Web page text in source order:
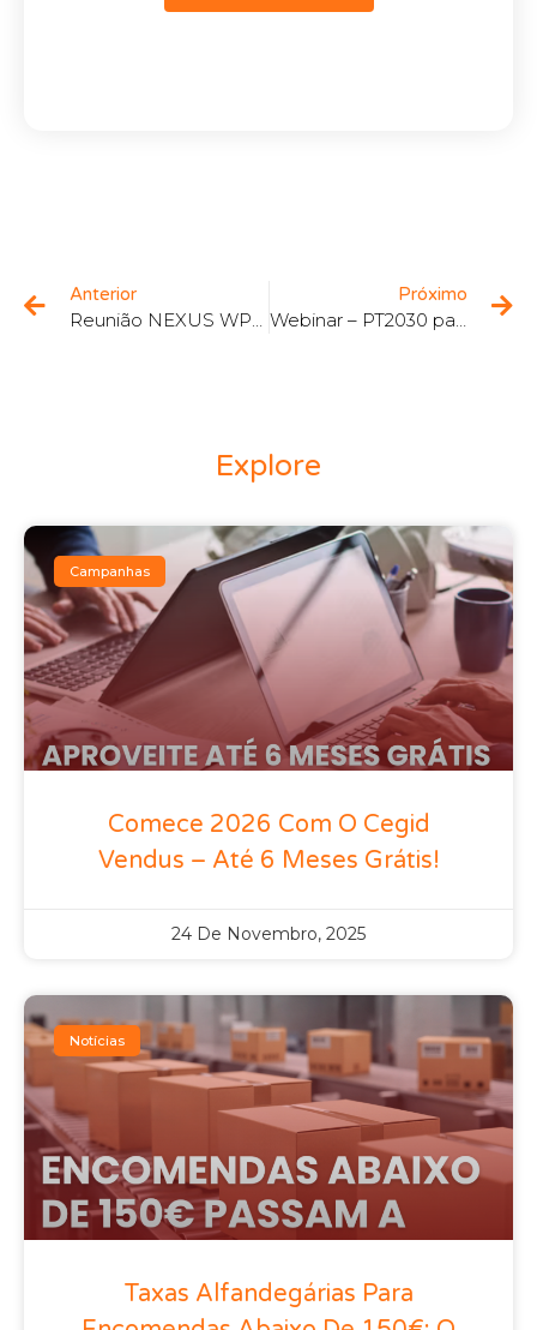
Anterior
Reunião NEXUS WP5 – Gestão de Projetos
Próximo
Webinar – PT2030 para Desenvolvimento de Projetos na Supply Chain
Explore
Campanhas
Comece 2026 Com O Cegid
Vendus – Até 6 Meses Grátis!
24 De Novembro, 2025
Notícias
Taxas Alfandegárias Para